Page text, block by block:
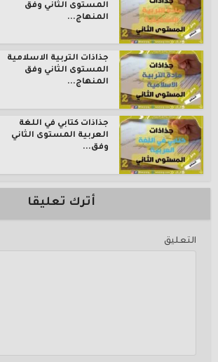
المستوى الثاني وفق
المنهاج...
جذاذات التربية الاسلامية
المستوى الثاني وفق
المنهاج...
جذاذات كتابي في اللغة
العربية المستوى الثاني
وفق...
أترك تعليقا
التعليق